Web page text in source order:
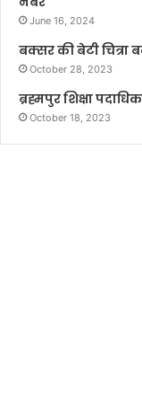
June 16, 2024
बक्सर की बेटी चित्रा
October 28, 2023
ब्रह्मपुर शिक्षा
October 18, 2023